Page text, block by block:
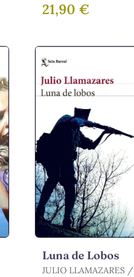
21,90 €
Luna de Lobos
JULIO LLAMAZARES /